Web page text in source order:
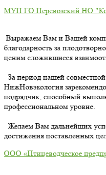
МУП ГО Перевозский НО
Выражаем Вам и Вашей
благодарность за
ценим сложившиеся
За период нашей
НижНовэкология
подрядчик, способный
профессиональном уровне.
Желаем Вам дальнейших
достижения поставленных
ООО «Птицеводческое